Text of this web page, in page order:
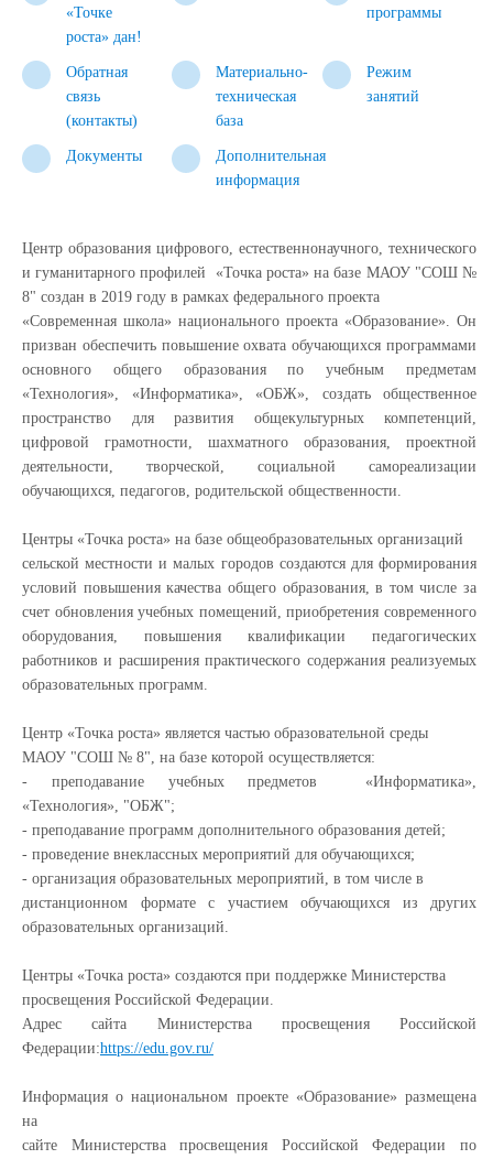
«Точке
роста» дан!
программы
Обратная
связь
(контакты)
Материально-
техническая
база
Режим
занятий
Документы
Дополнительная
информация
Центр образования цифрового, естественнонаучного, технического
и гуманитарного профилей
«Точка роста» на базе МАОУ "СОШ №
8" создан в 2019 году в рамках федерального проекта
«Современная школа» национального проекта «Образование». Он
призван обеспечить повышение охвата обучающихся программами
основного общего образования
по учебным предметам
«Технология», «Информатика», «ОБЖ», создатьобщественное
пространство для развития общекультурных компетенций,
цифровой грамотности, шахматного образования, проектной
деятельности, творческой, социальной самореализации
обучающихся, педагогов, родительской общественности.
Центры «Точка роста» на базе общеобразовательных организаций
сельской местности и малых городов создаются для формирования
условий повышения качества общего образования, в том числе за
счет обновленияучебных помещений, приобретения современного
оборудования, повышения квалификации педагогических
работников и расширения практического содержания реализуемых
образовательных программ.
Центр «Точка роста» является частью образовательной среды
МАОУ "СОШ № 8", на базе которой осуществляется:
- преподавание учебных предметов
«Информатика»,
«Технология», "ОБЖ";
- преподавание программ дополнительного образования детей;
- проведение внеклассных мероприятий для обучающихся;
- организация образовательных мероприятий, в том числе в
дистанционном формате с участием обучающихся из других
образовательных организаций.
Центры «Точка роста» создаются при поддержке Министерства
просвещения Российской Федерации.
Адрес сайта Министерства просвещения Российской
Федерации:https://edu.gov.ru/
Информация о национальном проекте «Образование» размещена
на
сайте Министерства просвещения Российской Федерации по